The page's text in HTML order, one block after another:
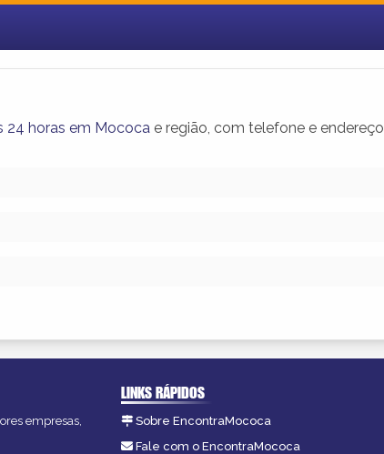
24 horas em Mococa e região, com telefone e endereço
empresas,
LINKS RÁPIDOS
Sobre EncontraMococa
Fale com o EncontraMococa